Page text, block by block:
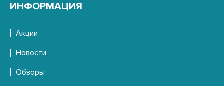
ИНФОРМАЦИЯ
Акции
Новости
Обзоры